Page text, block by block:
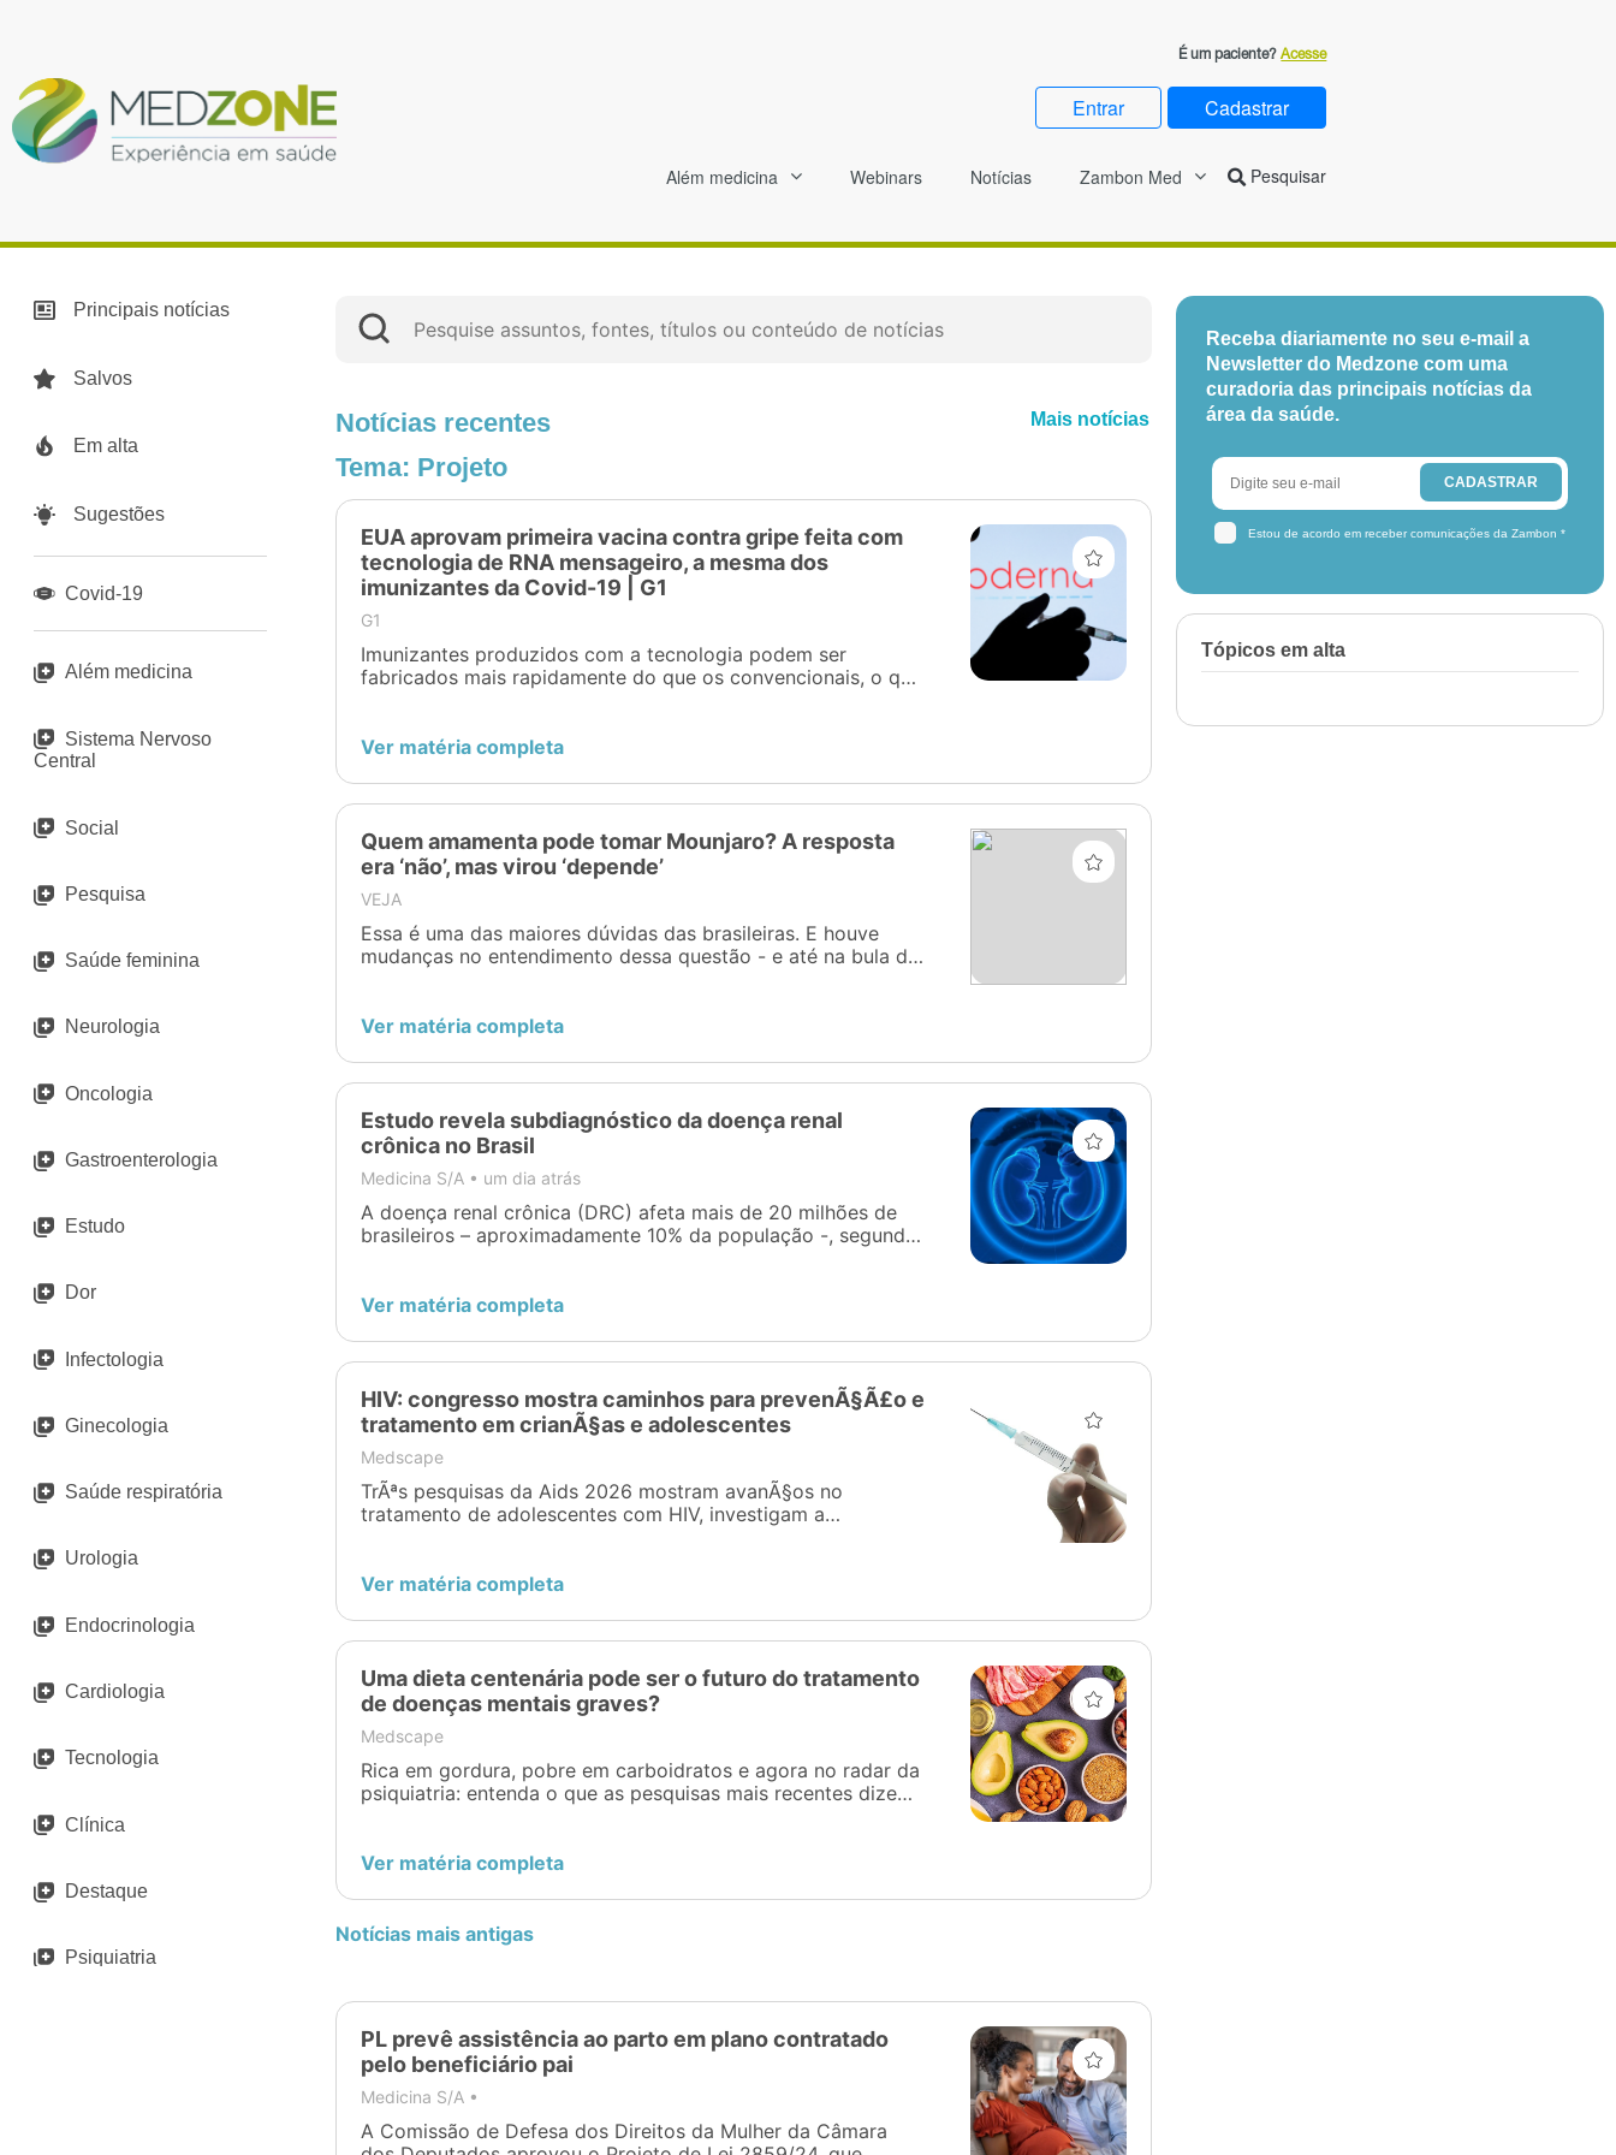
É um paciente?Acesse
Entrar Cadastrar
Além medicina Webinars Notícias Zambon Med
Principais notícias
Salvos
Em alta
Sugestões
Covid-19
Além medicina
Sistema Nervoso
Central
Social
Pesquisa
Saúde feminina
Neurologia
Oncologia
Gastroenterologia
Estudo
Dor
Infectologia
Ginecologia
Saúde respiratória
Urologia
Endocrinologia
Cardiologia
Tecnologia
Clínica
Destaque
Psiquiatria
Notícias recentes Mais notícias
Tema: Projeto
EUA aprovam primeira vacina contra gripe feita com
tecnologia de RNA mensageiro, a mesma dos
imunizantes da Covid-19 | G1
G1
Imunizantes produzidos com a tecnologia podem ser
fabricados mais rapidamente do que os convencionais, o que
Ver matéria completa
Quem amamenta pode tomar Mounjaro? A resposta
era ‘não’, mas virou ‘depende’
VEJA
Essa é uma das maiores dúvidas das brasileiras. E houve
mudanças no entendimento dessa questão - e até na bula do
Ver matéria completa
Estudo revela subdiagnóstico da doença renal
crônica no Brasil
Medicina S/A • um dia atrás
A doença renal crônica (DRC) afeta mais de 20 milhões de
brasileiros – aproximadamente 10% da população -, segundo
substitutiva, de acordo com o Censo Brasileiro de Diálise
Ver matéria completa
HIV: congresso mostra caminhos para prevenÃ§Ã£o e
tratamento em crianÃ§as e adolescentes
Medscape
TrÃªs pesquisas da Aids 2026 mostram avanÃ§os no
tratamento de adolescentes com HIV, investigam a
Ver matéria completa
Uma dieta centenária pode ser o futuro do tratamento
de doenças mentais graves?
Medscape
Rica em gordura, pobre em carboidratos e agora no radar da
psiquiatria: entenda o que as pesquisas mais recentes dizem
Ver matéria completa
Notícias mais antigas
PL prevê assistência ao parto em plano contratado
pelo beneficiário pai
Medicina S/A •
A Comissão de Defesa dos Direitos da Mulher da Câmara
Receba diariamente no seu e-mail a
Newsletter do Medzone com uma
curadoria das principais notícias da
área da saúde.
Estou de acordo em receber comunicações da Zambon *
Tópicos em alta